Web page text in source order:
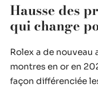
Hausse des
qui change
Rolex a de nouveau
montres en or en
façon différenciée